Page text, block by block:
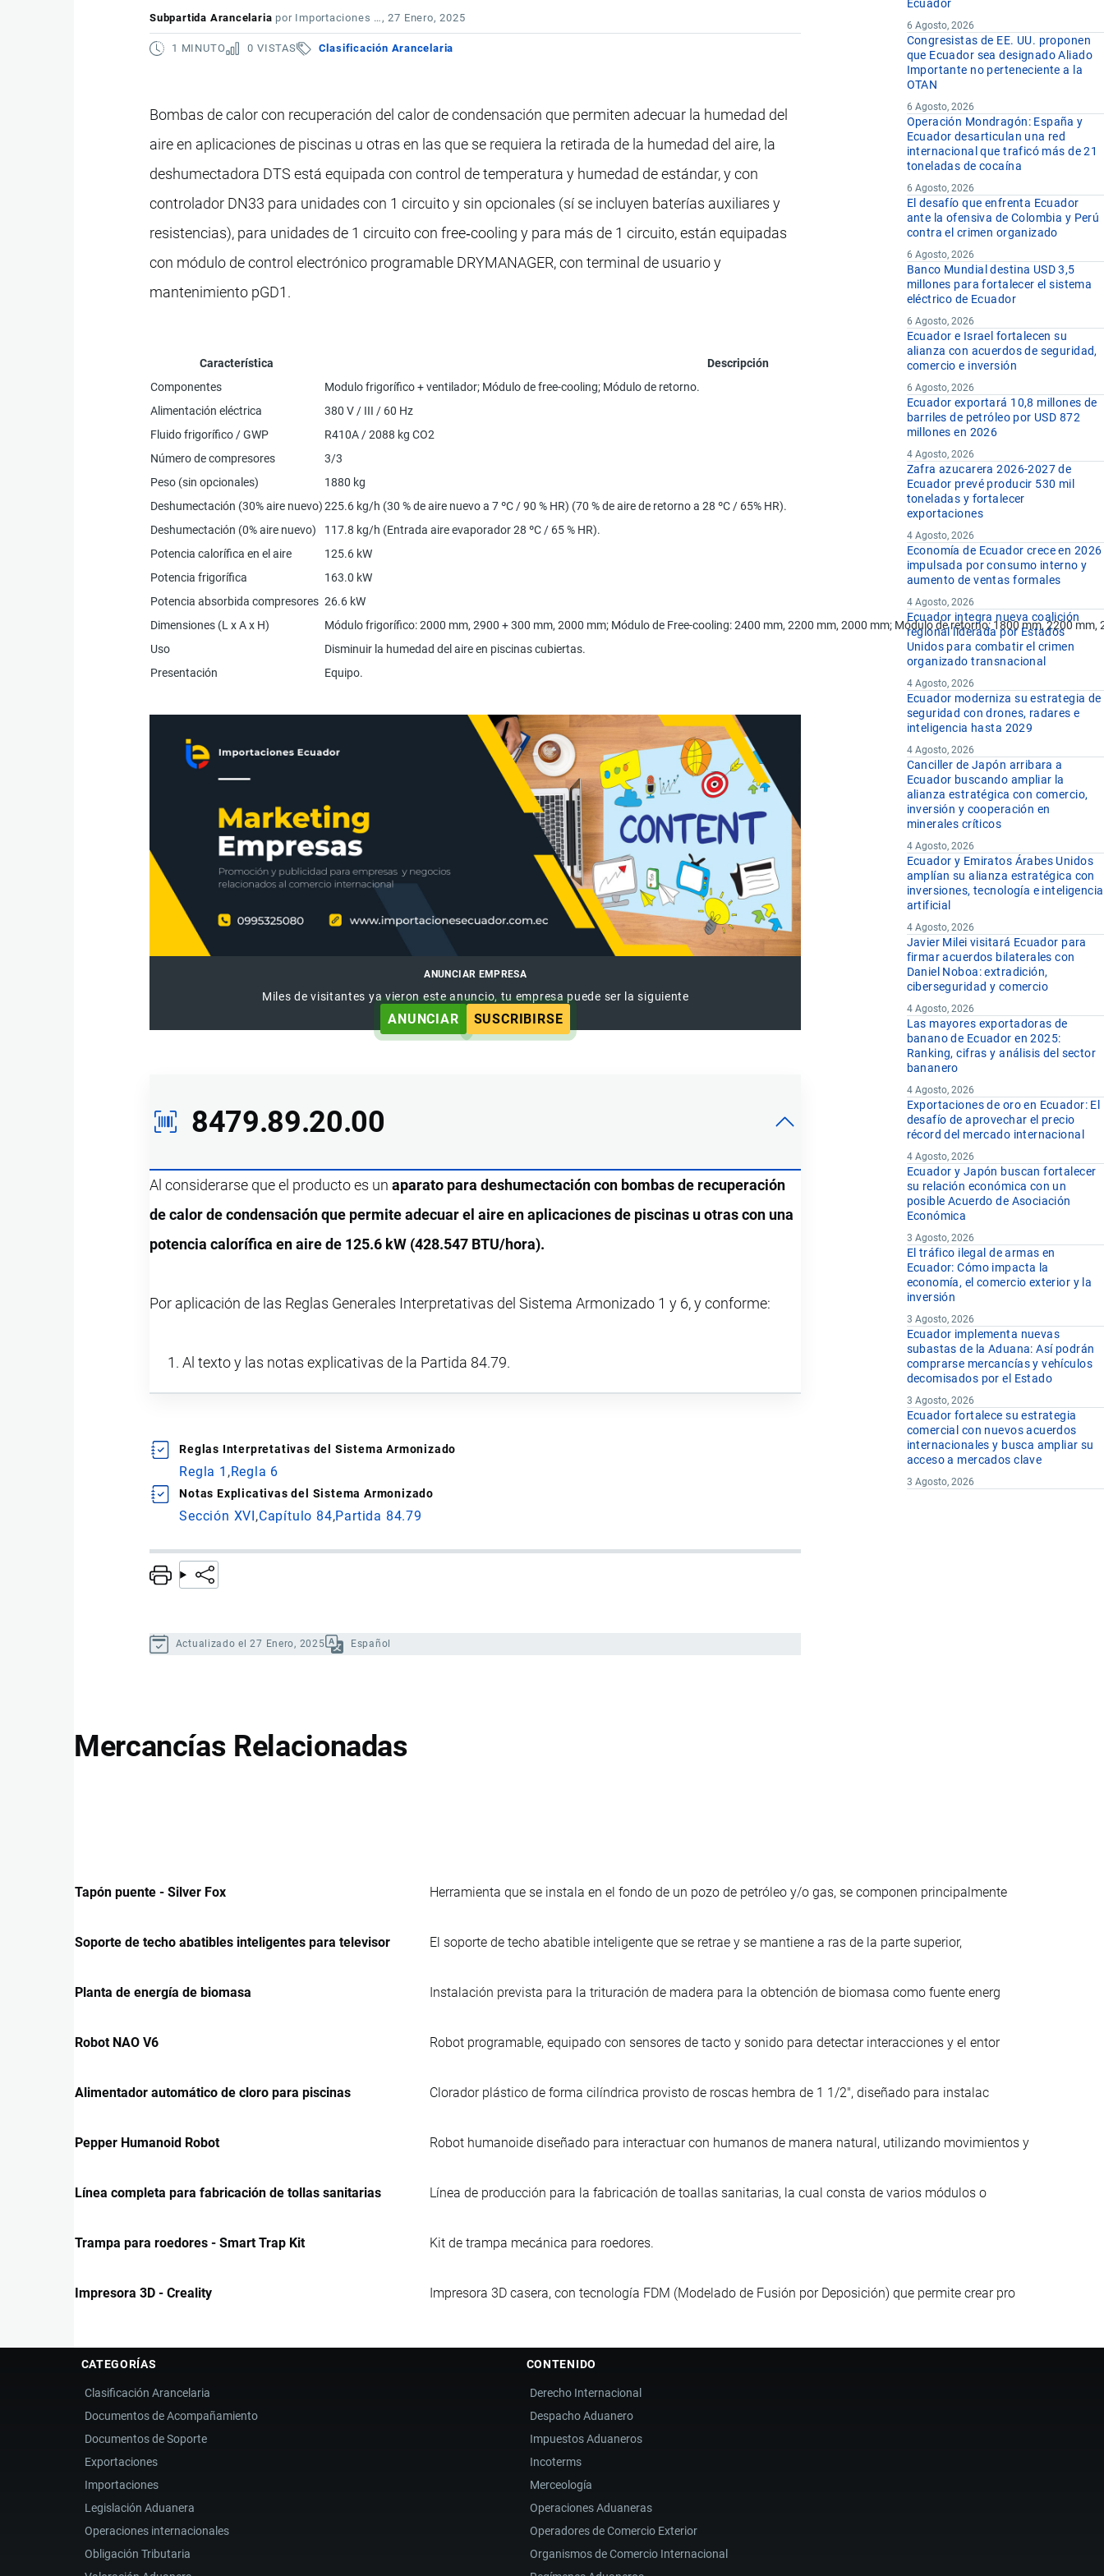
Subpartida Arancelaria por Importaciones …, 27 Enero, 2025
1 MINUTO 0 VISTAS Clasificación Arancelaria
Bombas de calor con recuperación del calor de condensación que permiten adecuar la humedad del
aire en aplicaciones de piscinas u otras en las que se requiera la retirada de la humedad del aire, la
deshumectadora DTS está equipada con control de temperatura y humedad de estándar, y con
controlador DN33 para unidades con 1 circuito y sin opcionales (sí se incluyen baterías auxiliares y
resistencias), para unidades de 1 circuito con free‐cooling y para más de 1 circuito, están equipadas
con módulo de control electrónico programable DRYMANAGER, con terminal de usuario y
mantenimiento pGD1.
Característica
Descripción
Componentes
Modulo frigorífico + ventilador; Módulo de free-cooling; Módulo de retorno.
Alimentación eléctrica
380 V / III / 60 Hz
Fluido frigorífico / GWP
R410A / 2088 kg CO2
Número de compresores
3/3
Peso (sin opcionales)
1880 kg
Deshumectación (30% aire nuevo)225.6 kg/h (30 % de aire nuevo a 7 ºC / 90 % HR) (70 % de aire de retorno a 28 ºC / 65% HR).
Deshumectación (0% aire nuevo)
117.8 kg/h (Entrada aire evaporador 28 ºC / 65 % HR).
Potencia calorífica en el aire
125.6 kW
Potencia frigorífica
163.0 kW
Potencia absorbida compresores 26.6 kW
Dimensiones (L x A x H)
Módulo frigorífico: 2000 mm, 2900 + 300 mm, 2000 mm; Módulo de Free-cooling: 2400 mm, 2200 mm, 2000 mm; Módulo de retorno: 1800 mm, 2200 mm,
Uso
Disminuir la humedad del aire en piscinas cubiertas.
Presentación
Equipo.
ANUNCIAR EMPRESA
Miles de visitantes ya vieron este anuncio, tu empresa puede ser la siguiente
ANUNCIAR SUSCRIBIRSE
8479.89.20.00
Al considerarse que el producto es unaparato para deshumectación con bombas de recuperación
de calor de condensación que permite adecuar el aire en aplicaciones de piscinas u otras con una
potencia calorífica en aire de 125.6 kW (428.547 BTU/hora).
Por aplicación de las Reglas Generales Interpretativas del Sistema Armonizado 1 y 6, y conforme:
Al texto y las notas explicativas de la Partida 84.79.
Reglas Interpretativas del Sistema Armonizado
Regla 1 Regla 6
Notas Explicativas del Sistema Armonizado
Sección XVI Capítulo 84 Partida 84.79
Actualizado el 27 Enero, 2025 Español
Ecuador
6 Agosto, 2026
Congresistas de EE. UU. proponen
que Ecuador sea designado Aliado
Importante no perteneciente a la
OTAN
6 Agosto, 2026
Operación Mondragón: España y
Ecuador desarticulan una red
internacional que traficó más de 21
toneladas de cocaína
6 Agosto, 2026
El desafío que enfrenta Ecuador
ante la ofensiva de Colombia y Perú
contra el crimen organizado
6 Agosto, 2026
Banco Mundial destina USD 3,5
millones para fortalecer el sistema
eléctrico de Ecuador
6 Agosto, 2026
Ecuador e Israel fortalecen su
alianza con acuerdos de seguridad,
comercio e inversión
6 Agosto, 2026
Ecuador exportará 10,8 millones de
barriles de petróleo por USD 872
millones en 2026
4 Agosto, 2026
Zafra azucarera 2026-2027 de
Ecuador prevé producir 530 mil
toneladas y fortalecer
exportaciones
4 Agosto, 2026
Economía de Ecuador crece en 2026
impulsada por consumo interno y
aumento de ventas formales
4 Agosto, 2026
Ecuador integra nueva coalición
regional liderada por Estados
Unidos para combatir el crimen
organizado transnacional
4 Agosto, 2026
Ecuador moderniza su estrategia de
seguridad con drones, radares e
inteligencia hasta 2029
4 Agosto, 2026
Canciller de Japón arribara a
Ecuador buscando ampliar la
alianza estratégica con comercio,
inversión y cooperación en
minerales críticos
4 Agosto, 2026
Ecuador y Emiratos Árabes Unidos
amplían su alianza estratégica con
inversiones, tecnología e inteligencia
artificial
4 Agosto, 2026
Javier Milei visitará Ecuador para
firmar acuerdos bilaterales con
Daniel Noboa: extradición,
ciberseguridad y comercio
4 Agosto, 2026
Las mayores exportadoras de
banano de Ecuador en 2025:
Ranking, cifras y análisis del sector
bananero
4 Agosto, 2026
Exportaciones de oro en Ecuador: El
desafío de aprovechar el precio
récord del mercado internacional
4 Agosto, 2026
Ecuador y Japón buscan fortalecer
su relación económica con un
posible Acuerdo de Asociación
Económica
3 Agosto, 2026
El tráfico ilegal de armas en
Ecuador: Cómo impacta la
economía, el comercio exterior y la
inversión
3 Agosto, 2026
Ecuador implementa nuevas
subastas de la Aduana: Así podrán
comprarse mercancías y vehículos
decomisados por el Estado
3 Agosto, 2026
Ecuador fortalece su estrategia
comercial con nuevos acuerdos
internacionales y busca ampliar su
acceso a mercados clave
3 Agosto, 2026
Mercancías Relacionadas
Tapón puente - Silver Fox Herramienta que se instala en el fondo de un pozo de petróleo y/o gas, se componen principalmente
Soporte de techo abatibles inteligentes para televisor El soporte de techo abatible inteligente que se retrae y se mantiene a ras de la parte superior,
Planta de energía de biomasa Instalación prevista para la trituración de madera para la obtención de biomasa como fuente energ
Robot NAO V6 Robot programable, equipado con sensores de tacto y sonido para detectar interacciones y el entor
Alimentador automático de cloro para piscinas Clorador plástico de forma cilíndrica provisto de roscas hembra de 1 1/2", diseñado para instalac
Pepper Humanoid Robot Robot humanoide diseñado para interactuar con humanos de manera natural, utilizando movimientos y
Línea completa para fabricación de tollas sanitarias Línea de producción para la fabricación de toallas sanitarias, la cual consta de varios módulos o
Trampa para roedores - Smart Trap Kit Kit de trampa mecánica para roedores.
Impresora 3D - Creality Impresora 3D casera, con tecnología FDM (Modelado de Fusión por Deposición) que permite crear pro
CATEGORÍAS
Clasificación Arancelaria
Documentos de Acompañamiento
Documentos de Soporte
Exportaciones
Importaciones
Legislación Aduanera
Operaciones internacionales
Obligación Tributaria
CONTENIDO
Derecho Internacional
Despacho Aduanero
Impuestos Aduaneros
Incoterms
Merceología
Operaciones Aduaneras
Operadores de Comercio Exterior
Organismos de Comercio Internacional